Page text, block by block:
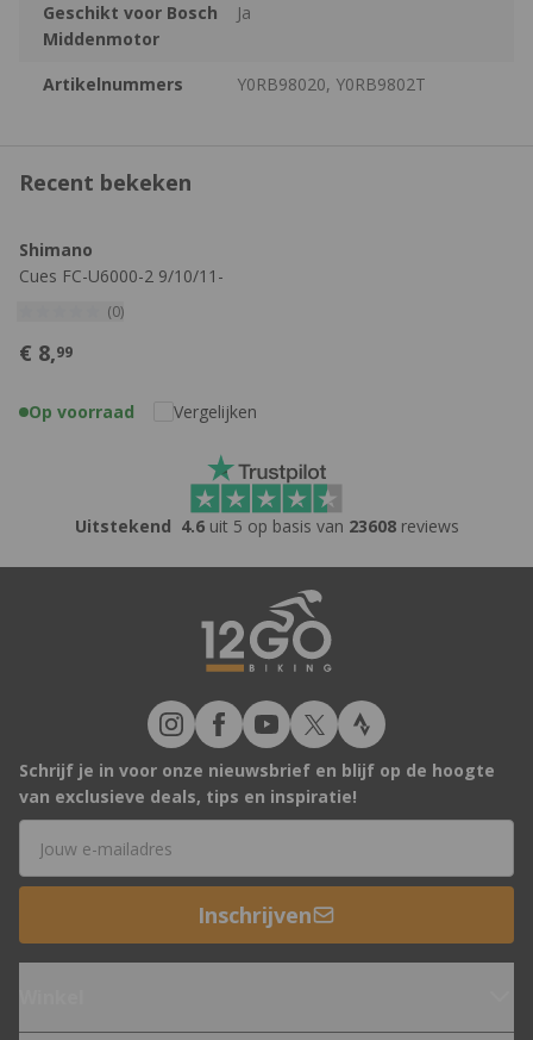
Geschikt voor Bosch
Middenmotor
Ja
Artikelnummers Y0RB98020, Y0RB9802T
Recent bekeken
Shimano
Cues FC-U6000-2 9/10/11-
speed Kettingblad
(0)
€ 8,99
Op voorraad Vergelijken
Uitstekend 4.6uit 5 op basis van 23608reviews
Schrijf je in voor onze nieuwsbrief en blijf op de hoogte
van exclusieve deals, tips en inspiratie!
Inschrijven